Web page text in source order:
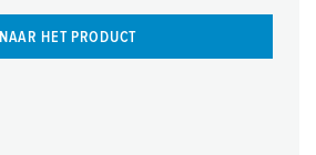
NAAR HET PRODUCT